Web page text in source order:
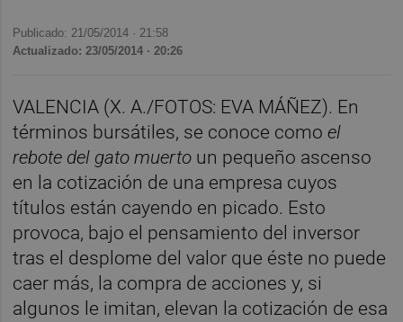
Publicado: 21/05/2014 · 21:58
Actualizado: 23/05/2014 · 20:26
VALENCIA (X. A./FOTOS: EVA MÁÑEZ). En
términos bursátiles, se conoce comoel
rebote del gato muerto un pequeño ascenso
en la cotización de una empresa cuyos
títulos están cayendo en picado. Esto
provoca, bajo el pensamiento del inversor
tras el desplome del valor que éste no puede
caer más, la compra de acciones y, si
algunos le imitan, elevan la cotización de esa